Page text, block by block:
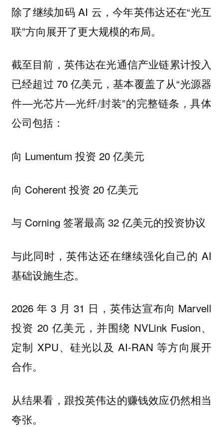
除了继续加码 AI 云，今年英伟达还在“光互
联”方向展开了更大规模的布局。
截至目前，英伟达在光通信产业链累计投入
已经超过 70 亿美元，基本覆盖了从“光源器
件—光芯片—光纤/封装”的完整链条，具体
公司包括：
向 Lumentum 投资 20 亿美元
向 Coherent 投资 20 亿美元
与 Corning 签署最高 32 亿美元的投资协议
与此同时，英伟达还在继续强化自己的 AI
基础设施生态。
2026 年 3 月 31 日，英伟达宣布向 Marvell
投资 20 亿美元，并围绕 NVLink Fusion、
定制 XPU、硅光以及 AI-RAN 等方向展开
合作。
从结果看，跟投英伟达的赚钱效应仍然相当
夸张。